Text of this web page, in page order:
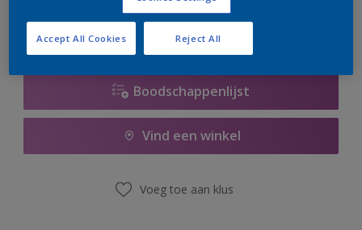
Boodschappenlijst
Vind een winkel
Voeg toe aan klus
Reject All
Accept All Cookies